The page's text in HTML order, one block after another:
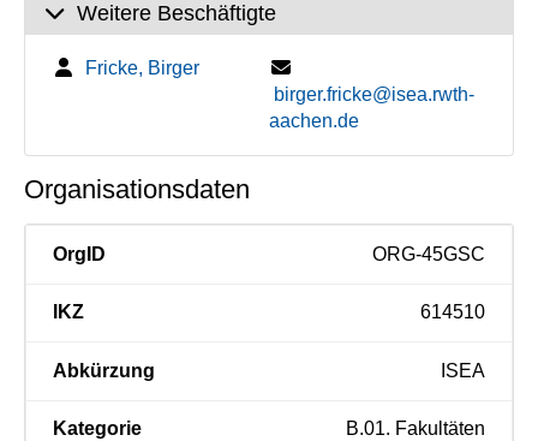
Weitere Beschäftigte
Fricke, Birger
birger.fricke@isea.rwth-
aachen.de
Organisationsdaten
OrgID ORG-45GSC
IKZ 614510
Abkürzung ISEA
Kategorie B.01. Fakultäten